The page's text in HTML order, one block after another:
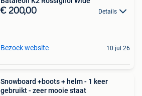
€ 200,00 Details
Bezoek website 10 jul 26
Snowboard +boots + helm - 1 keer
gebruikt - zeer mooie staat